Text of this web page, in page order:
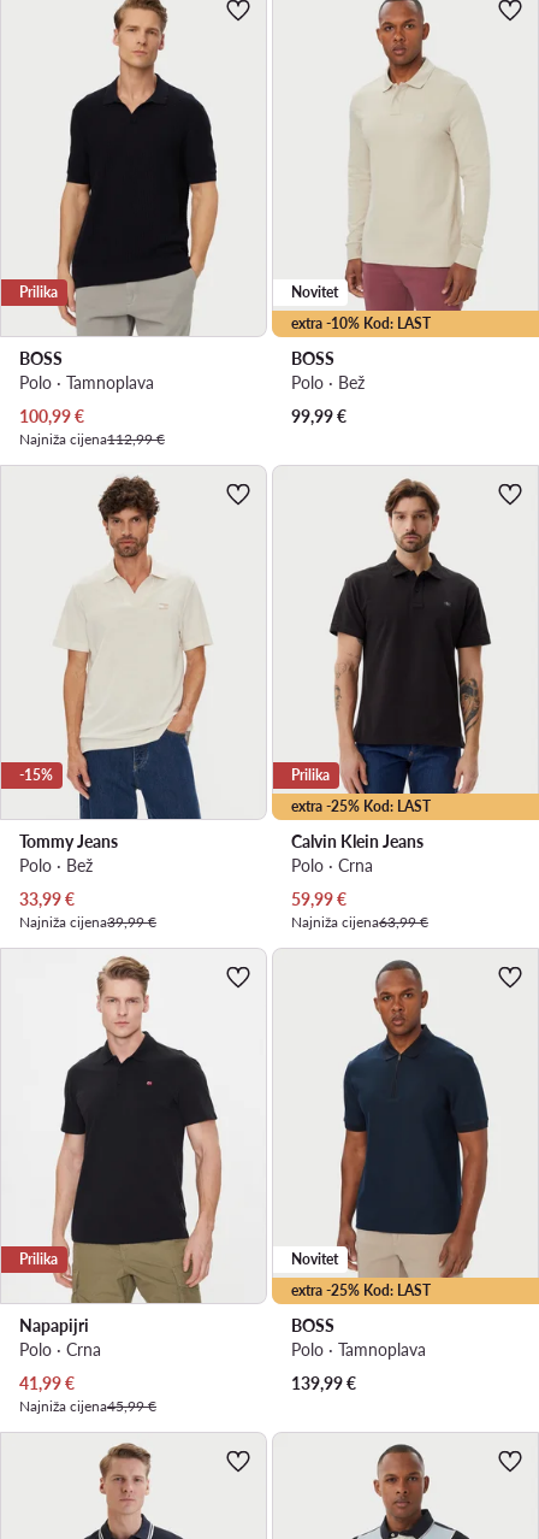
Prilika
BOSS
Polo · Tamnoplava
Trenutna cijena
100,99€
Najniža cijena112,99 €
extra -10% Kod: LAST
Novitet
BOSS
Polo · Bež
99,99€
-15%
Tommy Jeans
Polo · Bež
Trenutna cijena
33,99€
Najniža cijena39,99 €
extra -25% Kod: LAST
Prilika
Calvin Klein Jeans
Polo · Crna
Trenutna cijena
59,99€
Najniža cijena63,99 €
Prilika
Napapijri
Polo · Crna
Trenutna cijena
41,99€
Najniža cijena45,99 €
extra -25% Kod: LAST
Novitet
BOSS
Polo · Tamnoplava
139,99€